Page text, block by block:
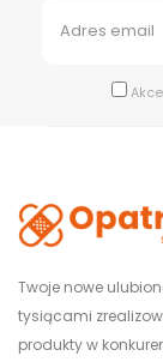
Twoje nowe
tysiącami
produkty w